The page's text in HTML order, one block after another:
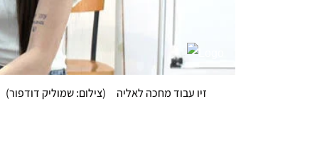
זיו עבוד מחכה לאליה (צילום: שמוליק דודפור)